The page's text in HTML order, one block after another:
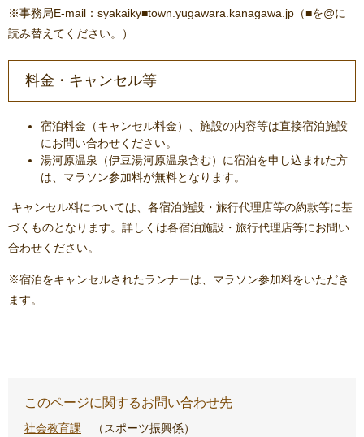
※事務局E-mail：syakaiky■town.yugawara.kanagawa.jp（■を@に
読み替えてください。）
料金・キャンセル等
宿泊料金（キャンセル料金）、施設の内容等は直接宿泊施設
にお問い合わせください。
湯河原温泉（伊豆湯河原温泉含む）に宿泊を申し込まれた方
は、マラソン参加料が無料となります。
キャンセル料については、各宿泊施設・旅行代理店等の約款等に基
づくものとなります。詳しくは各宿泊施設・旅行代理店等にお問い
合わせください。
※宿泊をキャンセルされたランナーは、マラソン参加料をいただき
ます。
このページに関するお問い合わせ先
社会教育課
スポーツ振興係